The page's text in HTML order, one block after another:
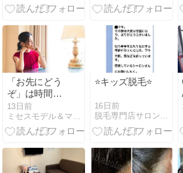
おしゃれな例
楽しむための
日間のオンラ
イン講座
「お先にどう
ぞ」は時間の
プレゼント
13日前
⭐️キッズ脱毛⭐️
16日前